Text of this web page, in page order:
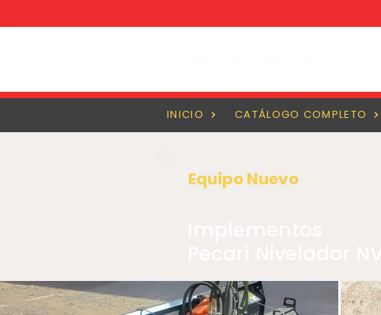
INICIO CATÁLOGO COMPLETO
Equipo Nuevo